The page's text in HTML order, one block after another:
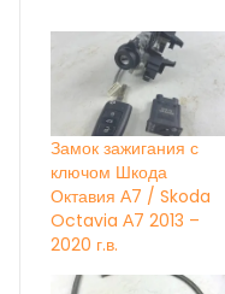
Замок зажигания с
ключом Шкода
Октавия А7 / Skoda
Octavia А7 2013 –
2020 г.в.